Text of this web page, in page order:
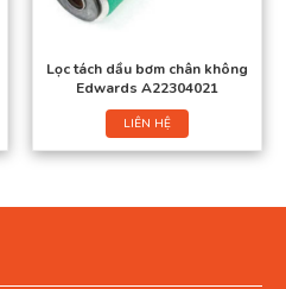
Lọc tách dầu bơm chân không
Edwards A22304021
LIÊN HỆ